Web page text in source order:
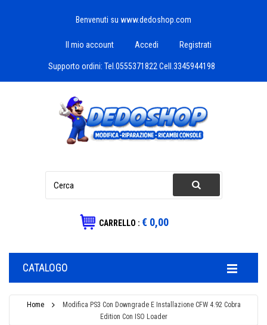
Benvenuti su www.dedoshop.com
Il mio account Accedi Registrati
Supporto ordini: Tel.0555371822 Cell.3345944198
CARRELLO : € 0,00
CATALOGO
Home
Modifica PS3 Con Downgrade E Installazione CFW 4.92 Cobra
Edition Con ISO Loader